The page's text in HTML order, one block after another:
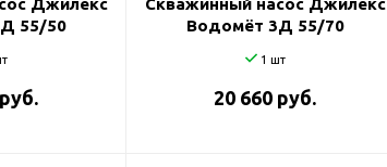
Джилекс
55/50
Скважинный насос Джилекс
Водомёт 3Д 55/70
1 шт
20 660 руб.